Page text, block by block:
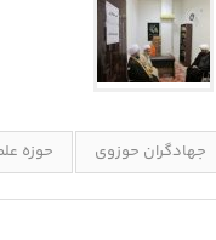
جهادگران حوزوی حوزه